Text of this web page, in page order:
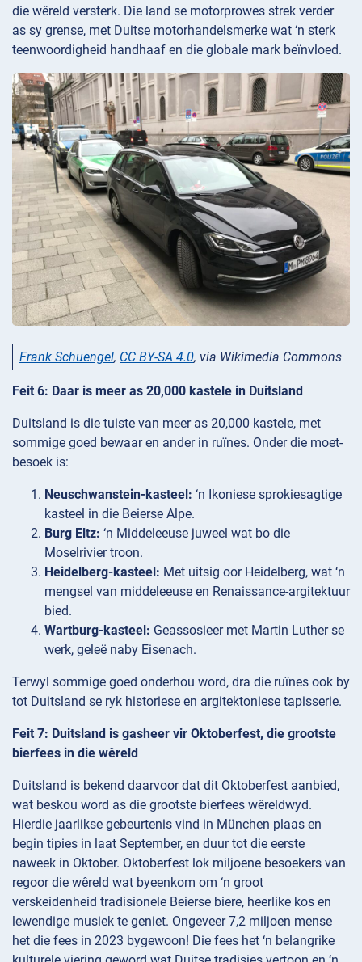
die wêreld versterk. Die land se motorprowes strek verder
as sy grense, met Duitse motorhandelsmerke wat ‘n sterk
teenwoordigheid handhaaf en die globale mark beïnvloed.
Frank Schuengel, CC BY-SA 4.0, via Wikimedia Commons
Feit 6: Daar is meer as 20,000 kastele in Duitsland
Duitsland is die tuiste van meer as 20,000 kastele, met
sommige goed bewaar en ander in ruïnes. Onder die moet-
besoek is:
Neuschwanstein-kasteel: ‘n Ikoniese sprokiesagtige
kasteel in die Beierse Alpe.
Burg Eltz: ‘n Middeleeuse juweel wat bo die
Moselrivier troon.
Heidelberg-kasteel: Met uitsig oor Heidelberg, wat ‘n
mengsel van middeleeuse en Renaissance-argitektuur
bied.
Wartburg-kasteel: Geassosieer met Martin Luther se
werk, geleë naby Eisenach.
Terwyl sommige goed onderhou word, dra die ruïnes ook by
tot Duitsland se ryk historiese en argitektoniese tapisserie.
Feit 7: Duitsland is gasheer vir Oktoberfest, die grootste
bierfees in die wêreld
Duitsland is bekend daarvoor dat dit Oktoberfest aanbied,
wat beskou word as die grootste bierfees wêreldwyd.
Hierdie jaarlikse gebeurtenis vind in München plaas en
begin tipies in laat September, en duur tot die eerste
naweek in Oktober. Oktoberfest lok miljoene besoekers van
regoor die wêreld wat byeenkom om ‘n groot
verskeidenheid tradisionele Beierse biere, heerlike kos en
lewendige musiek te geniet. Ongeveer 7,2 miljoen mense
het die fees in 2023 bygewoon! Die fees het ‘n belangrike